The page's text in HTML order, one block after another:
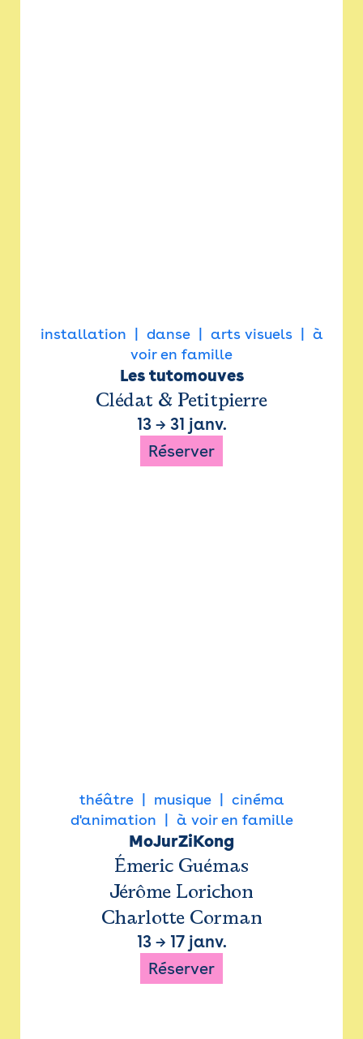
installation danse arts visuels
à
voir en famille
Les tutomouves
Clédat & Petitpierre
13→ 31 janv.
Réserver
théâtre musique
cinéma
d'animation
à voir en famille
MoJurZiKong
Émeric Guémas
Jérôme Lorichon
Charlotte Corman
13→ 17 janv.
Réserver